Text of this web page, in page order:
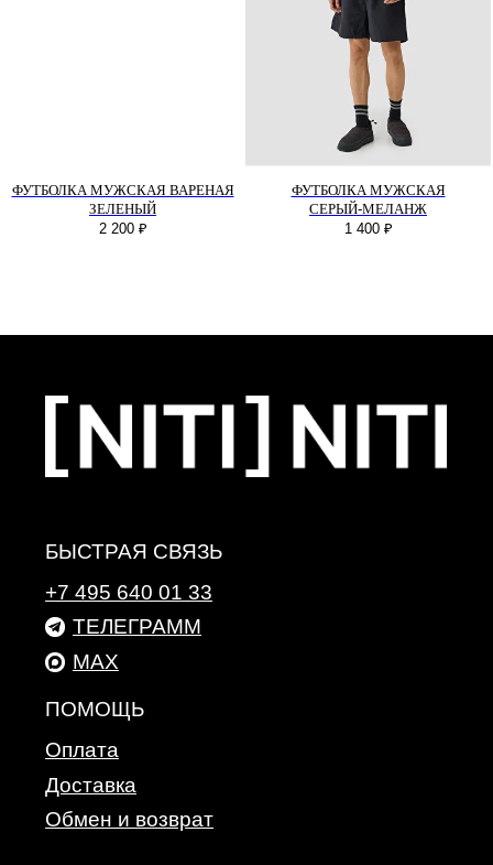
ФУТБОЛКА МУЖСКАЯ ВАРЕНАЯ
ЗЕЛЕНЫЙ
2 200 ₽
ФУТБОЛКА МУЖСКАЯ
СЕРЫЙ-МЕЛАНЖ
1 400 ₽
Оплата
Доставка